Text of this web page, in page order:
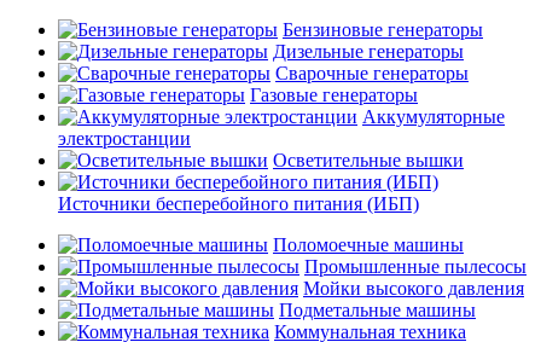
Бензиновые генераторы
Дизельные генераторы
Сварочные генераторы
Газовые генераторы
Аккумуляторные
электростанции
Осветительные вышки
Источники бесперебойного питания (ИБП)
Поломоечные машины
Промышленные пылесосы
Мойки высокого давления
Подметальные машины
Коммунальная техника